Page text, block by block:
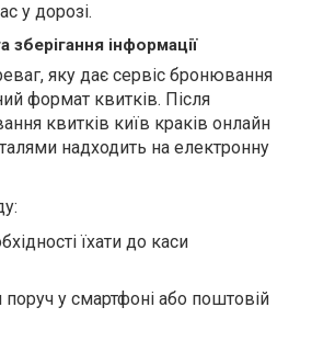
у дорозі.
зберігання інформації
яку дає сервіс бронювання
формат квитків. Після
квитків київ краків онлайн
надходить на електронну
їхати до каси
у смартфоні або поштовій